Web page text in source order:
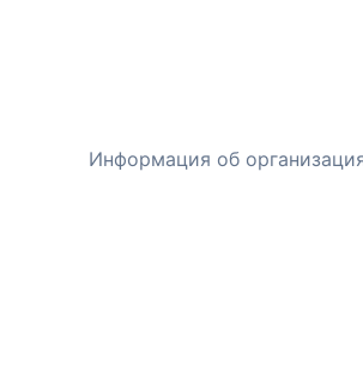
Информация об